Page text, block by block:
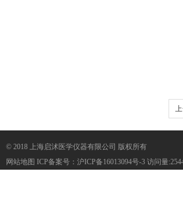
上
© 2018 上海启沭医学仪器有限公司 版权所有
网站地图 ICP备案号： 沪ICP备16013094号-3 访问量